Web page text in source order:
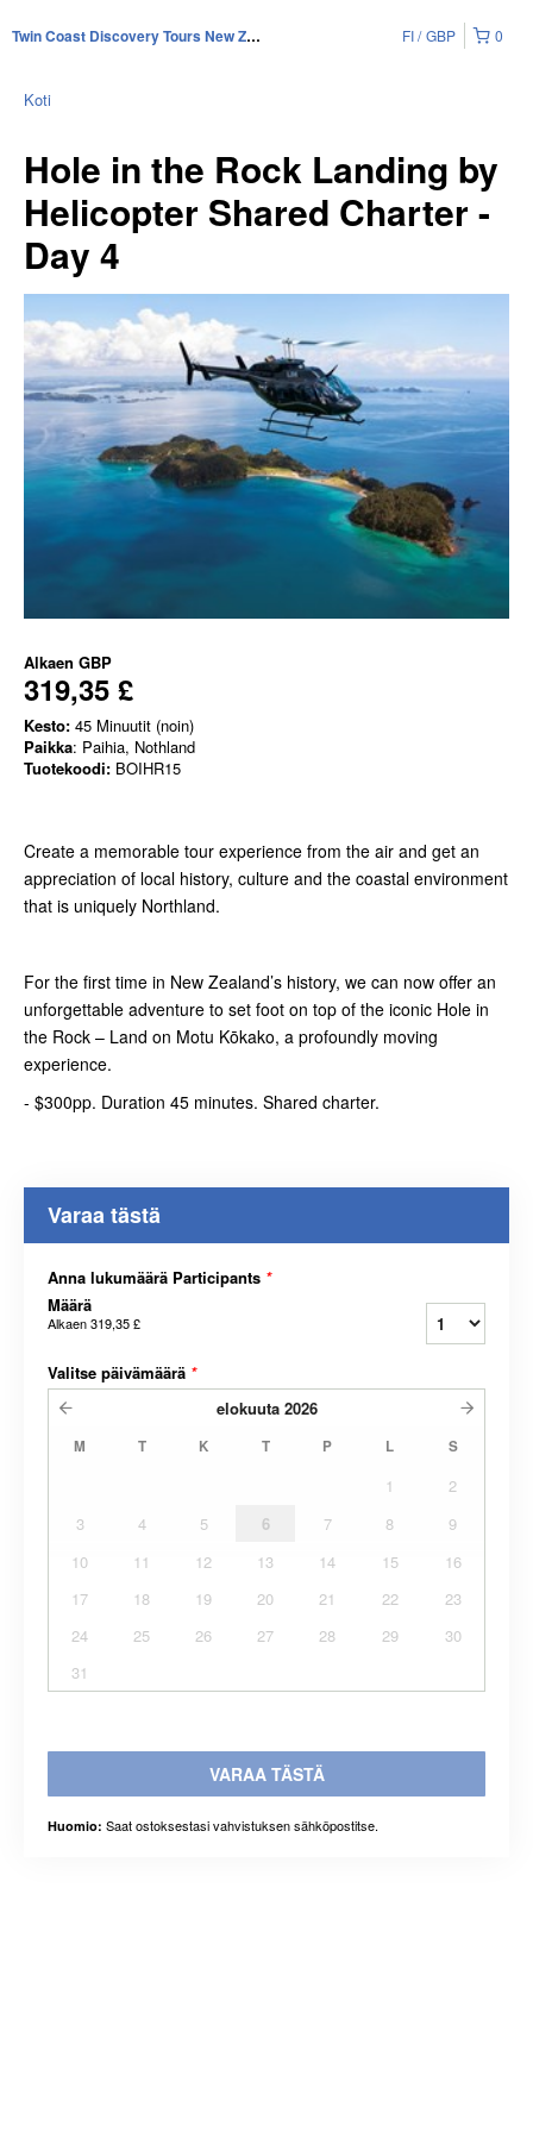
Twin Coast Discovery Tours New Zealand 0
FI GBP
Koti
Hole in the Rock Landing by
Helicopter Shared Charter -
Day 4
Alkaen GBP
319,35 £
Kesto: 45 Minuutit (noin)
Paikka: Paihia, Nothland
Tuotekoodi: BOIHR15
Create a memorable tour experience from the air and get an
appreciation of local history, culture and the coastal environment
that is uniquely Northland.
For the first time in New Zealand’s history, we can now offer an
unforgettable adventure to set foot on top of the iconic Hole in
the Rock – Land on Motu Kōkako, a profoundly moving
experience.
- $300pp. Duration 45 minutes. Shared charter.
Varaa tästä
Anna lukumäärä Participants *
Määrä
Alkaen319,35 £
Valitse päivämäärä *
elokuuta 2026
M T K T P L S
1
2
3
4 5 6 7 8
9
10
11 12 13 14 15
16
17
18 19 20 21 22
23
24
25 26 27 28 29
30
31
VARAA TÄSTÄ
Huomio: Saat ostoksestasi vahvistuksen sähköpostitse.